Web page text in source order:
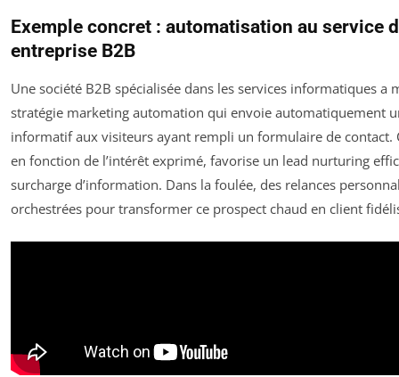
Exemple concret : automatisation au service
entreprise B2B
Une société B2B spécialisée dans les services informatiques a
stratégie marketing automation qui envoie automatiquement
informatif aux visiteurs ayant rempli un formulaire de contact.
en fonction de l’intérêt exprimé, favorise un lead nurturing
surcharge d’information. Dans la foulée, des relances
orchestrées pour transformer ce prospect chaud en client